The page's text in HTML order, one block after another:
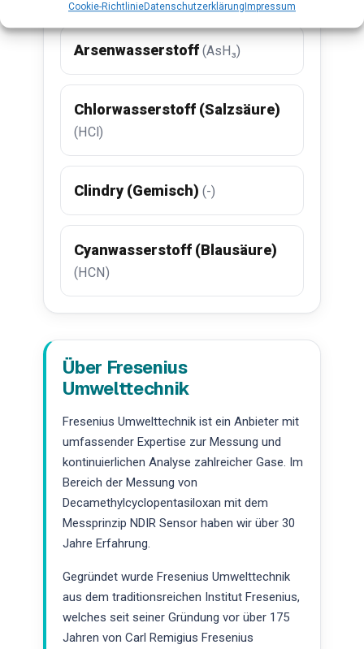
Cookie-RichtlinieDatenschutzerklärung Impressum
Arsenwasserstoff (AsH₃)
Chlorwasserstoff (Salzsäure)
(HCl)
Clindry (Gemisch) (-)
Cyanwasserstoff (Blausäure)
(HCN)
Über Fresenius
Umwelttechnik
Fresenius Umwelttechnik ist ein Anbieter mit
umfassender Expertise zur Messung und
kontinuierlichen Analyse zahlreicher Gase. Im
Bereich der Messung von
Decamethylcyclopentasiloxan mit dem
Messprinzip NDIR Sensor haben wir über 30
Jahre Erfahrung.
Gegründet wurde Fresenius Umwelttechnik
aus dem traditionsreichen Institut Fresenius,
welches seit seiner Gründung vor über 175
Jahren von Carl Remigius Fresenius